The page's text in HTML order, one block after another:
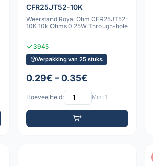
CFR25JT52-10K
Weerstand Royal Ohm CFR25JT52-
10K 10k Ohms 0.25W Through-hole
3945
Verpakking van 25 stuks
0.29€ – 0.35€
Hoeveelheid: Min: 1